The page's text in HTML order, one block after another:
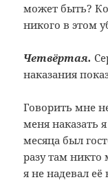
может быть?
никого в этом
Четвёртая.
наказания
Говорить мне
меня наказать
месяца был
разу там никто
я не надевал её